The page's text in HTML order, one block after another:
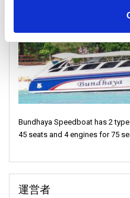
コランタのサラダンピアは単
は冒険の始まりであり、そ
す。
コランタに別れを告げる：サ
して島の生活を忘れないでく
み合わせ、あらゆるバックグ
を作り出します。
Bundhaya Speedboat has 2
45 seats and 4 engines for 75
運営者